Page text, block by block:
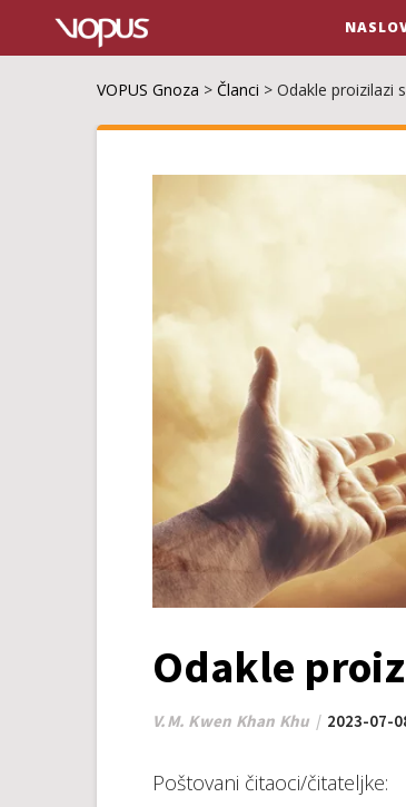
VOPUS Gnoza > Članci > Odakle proizilazi
Odakle
V.M. Kwen Khan Khu 2023-07-
Poštovani čitaoci/čitateljke: